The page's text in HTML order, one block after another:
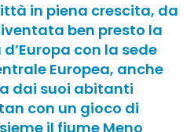
in piena crescita, da
ben presto la
con la sede
Europea, anche
dai suoi abitanti
con un gioco di
il fiume Meno